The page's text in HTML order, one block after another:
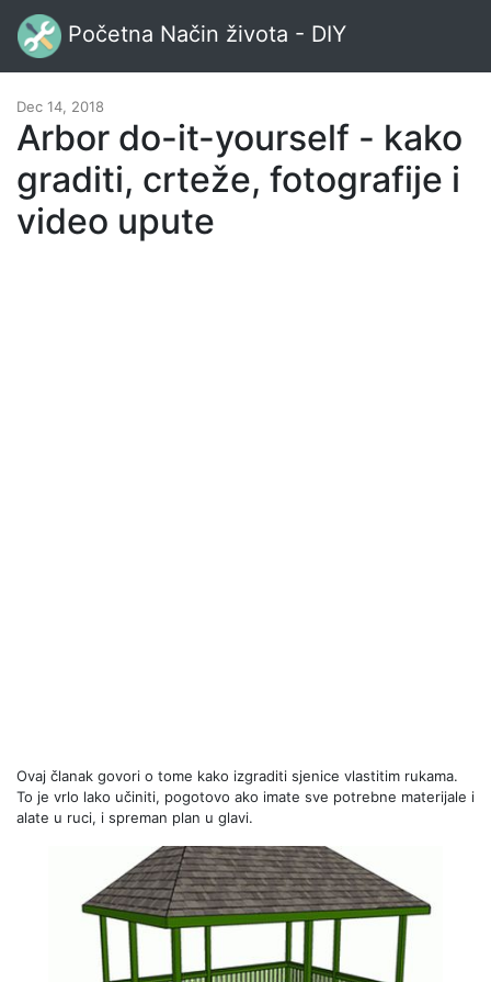
Početna Način života - DIY
Dec 14, 2018
Arbor do-it-yourself - kako
graditi, crteže, fotografije i
video upute
Ovaj članak govori o tome kako izgraditi sjenice vlastitim rukama.
To je vrlo lako učiniti, pogotovo ako imate sve potrebne materijale i
alate u ruci, i spreman plan u glavi.